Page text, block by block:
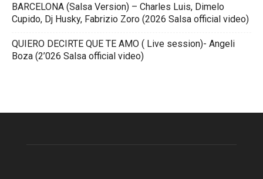
BARCELONA (Salsa Version) – Charles Luis, Dimelo
Cupido, Dj Husky, Fabrizio Zoro (2026 Salsa official video)
QUIERO DECIRTE QUE TE AMO ( Live session)- Angeli
Boza (2’026 Salsa official video)